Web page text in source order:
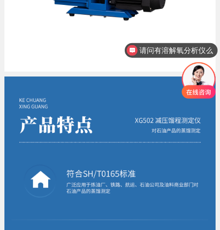
请问有溶解氧分析仪么
想咨询下硅酸根分析仪